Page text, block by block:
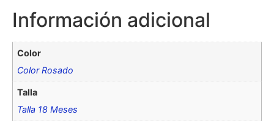
Información adicional
Color
Color Rosado
Talla
Talla 18 Meses